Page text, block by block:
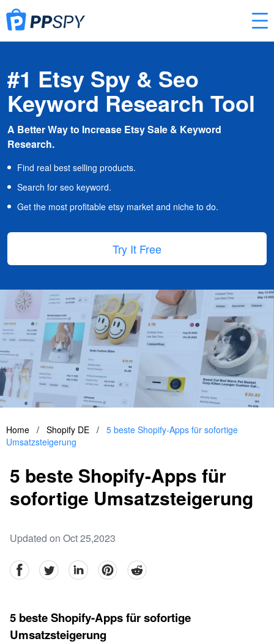
#1 Etsy Spy & Seo
Keyword Research Tool
A Better Way to Increase Etsy Sale & Keyword
Research.
Find real best selling products.
Search for seo keyword.
Get the most profitable etsy market and niche to do.
Try It Free
Home / Shopify DE / 5 beste Shopify-Apps für sofortige
Umsatzsteigerung
5 beste Shopify-Apps für
sofortige Umsatzsteigerung
Updated on Oct 25,2023
facebookTwitter linkedinpinterestreddit
5 beste Shopify-Apps für sofortige
Umsatzsteigerung